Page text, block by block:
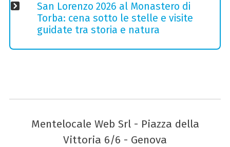
San Lorenzo 2026 al Monastero di
Torba: cena sotto le stelle e visite
guidate tra storia e natura
Mentelocale Web Srl - Piazza della
Vittoria 6/6 - Genova